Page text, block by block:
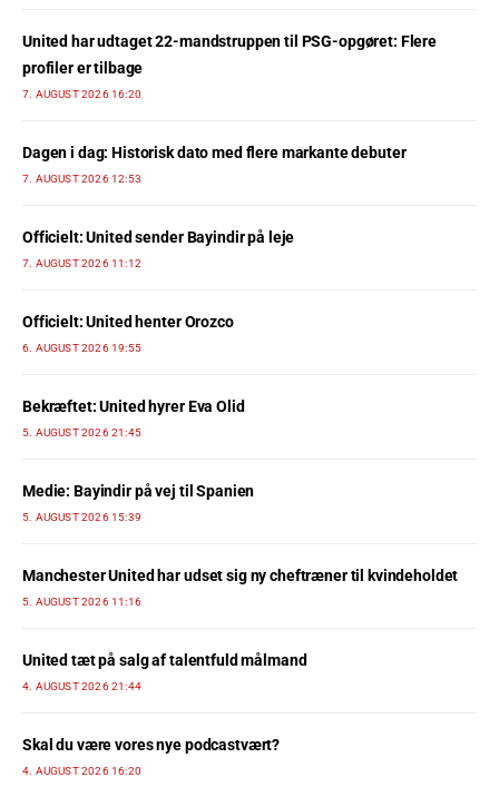
United har udtaget 22-mandstruppen til PSG-opgøret: Flere
profiler er tilbage
7. AUGUST 2026 16:20
Dagen i dag: Historisk dato med flere markante debuter
7. AUGUST 2026 12:53
Officielt: United sender Bayindir på leje
7. AUGUST 2026 11:12
Officielt: United henter Orozco
6. AUGUST 2026 19:55
Bekræftet: United hyrer Eva Olid
5. AUGUST 2026 21:45
Medie: Bayindir på vej til Spanien
5. AUGUST 2026 15:39
Manchester United har udset sig ny cheftræner til kvindeholdet
5. AUGUST 2026 11:16
United tæt på salg af talentfuld målmand
4. AUGUST 2026 21:44
Skal du være vores nye podcastvært?
4. AUGUST 2026 16:20